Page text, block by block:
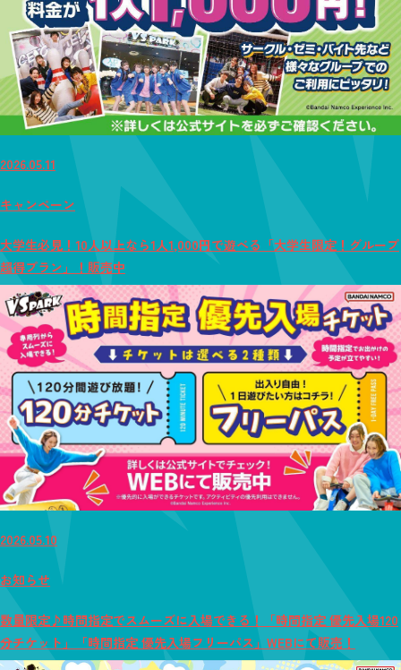
2026.05.11
キャンペーン
大学生必見！10人以上なら1人1,000円で遊べる「大学生限定！グループ
超得プラン」！販売中
2026.05.10
お知らせ
数量限定♪時間指定でスムーズに入場できる！「時間指定 優先入場120
分チケット」「時間指定 優先入場フリーパス」WEBにて販売！